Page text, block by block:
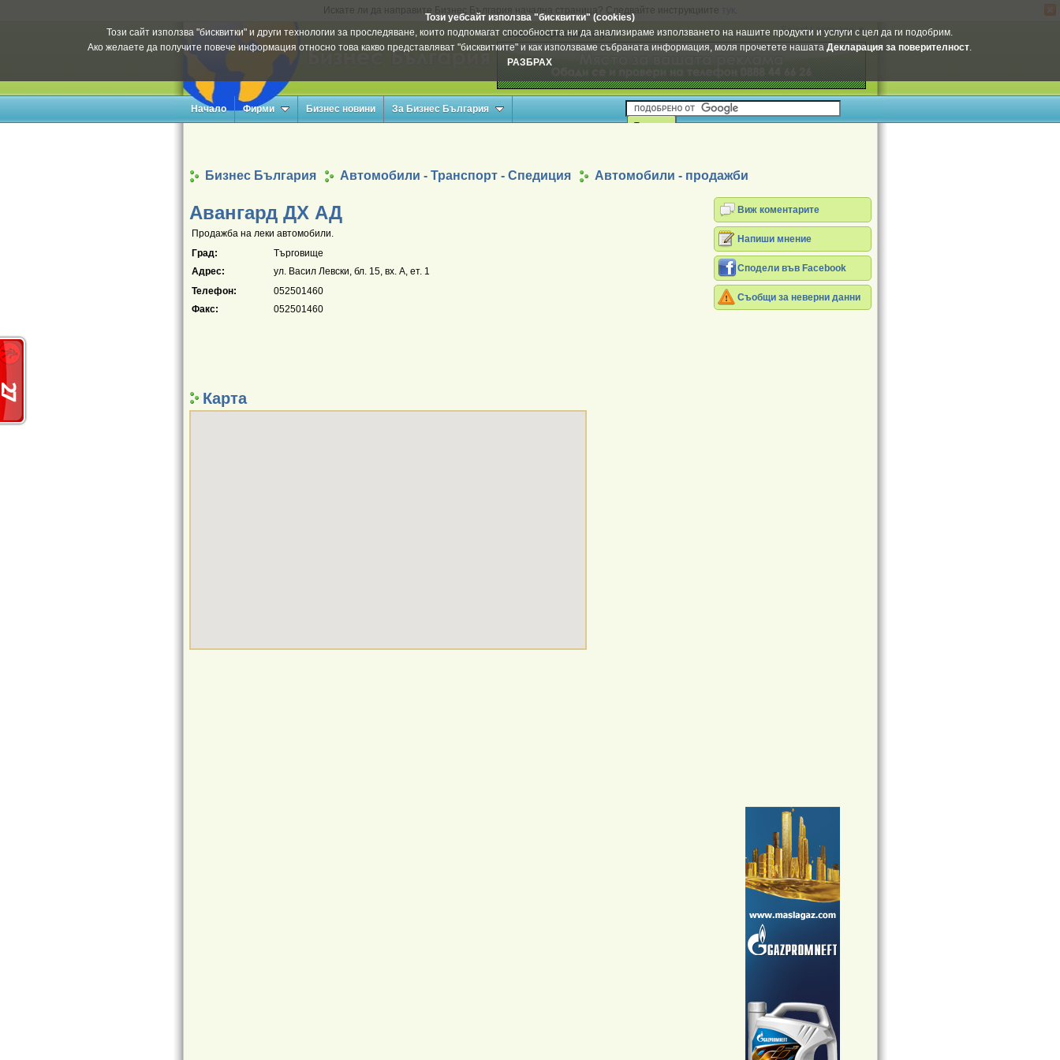
Искате ли да направите Бизнес България начална страница? Следвайте инструкциите
Този уебсайт използва "бисквитки" (cookies)
Този сайт използва "бисквитки" и други технологии за проследяване, които подпомагат способността ни да анализираме използването на нашите продукти и услуги с цел да ги подобрим.
Ако желаете да получите повече информация относно това какво представляват "бисквитките" и как използваме събраната информация, моля прочетете нашатаДекларация за поверителност.
РАЗБРАХ
Select Language ▼
Вашата реклама тук
Начало Фирми Бизнес новини За Бизнес България
Бизнес България Автомобили - Транспорт - Спедиция Автомобили - продажби
Авангард ДХ АД
Продажба на леки автомобили.
Град:
Търговище
Адрес:
ул. Васил Левски, бл. 15, вх. А, ет. 1
Телефон:
052501460
Факс:
052501460
Карта
Виж коментарите
Напиши мнение
Сподели във Facebook
Съобщи за неверни данни